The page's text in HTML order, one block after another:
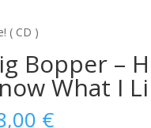
( CD )
Bopper –
What I
€